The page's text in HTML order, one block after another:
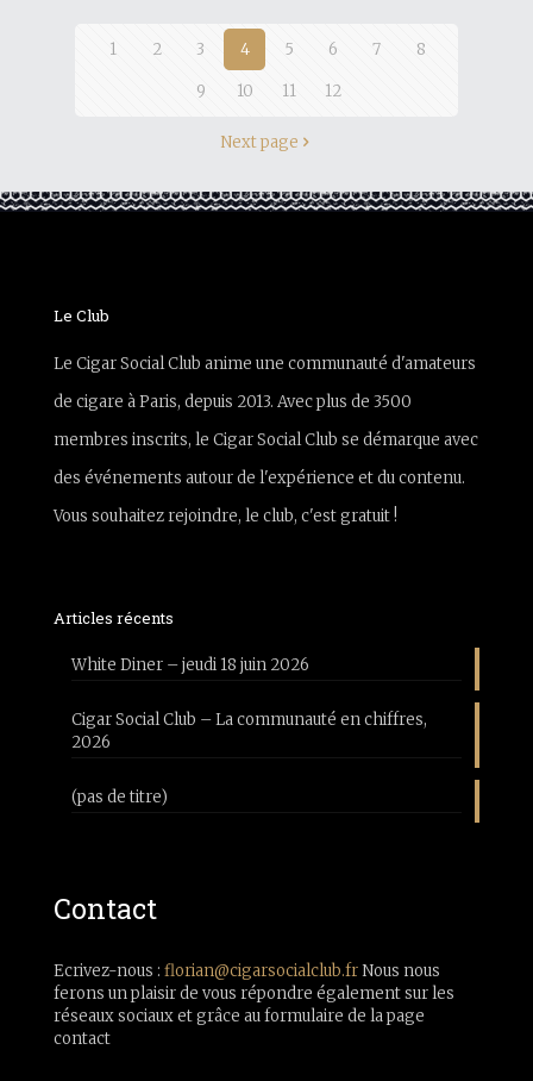
1 2 3 4 5 6 7 8
9 10 11 12
Next page
Le Club
Le Cigar Social Club anime une communauté d'amateurs
de cigare à Paris, depuis 2013. Avec plus de 3500
membres inscrits, le Cigar Social Club se démarque avec
des événements autour de l'expérience et du contenu.
Vous souhaitez rejoindre, le club, c'est gratuit !
Articles récents
White Diner – jeudi 18 juin 2026
Cigar Social Club – La communauté en chiffres,
2026
(pas de titre)
Contact
Ecrivez-nous : florian@cigarsocialclub.frNous nous
ferons un plaisir de vous répondre également sur les
réseaux sociaux et grâce au formulaire de la page
contact